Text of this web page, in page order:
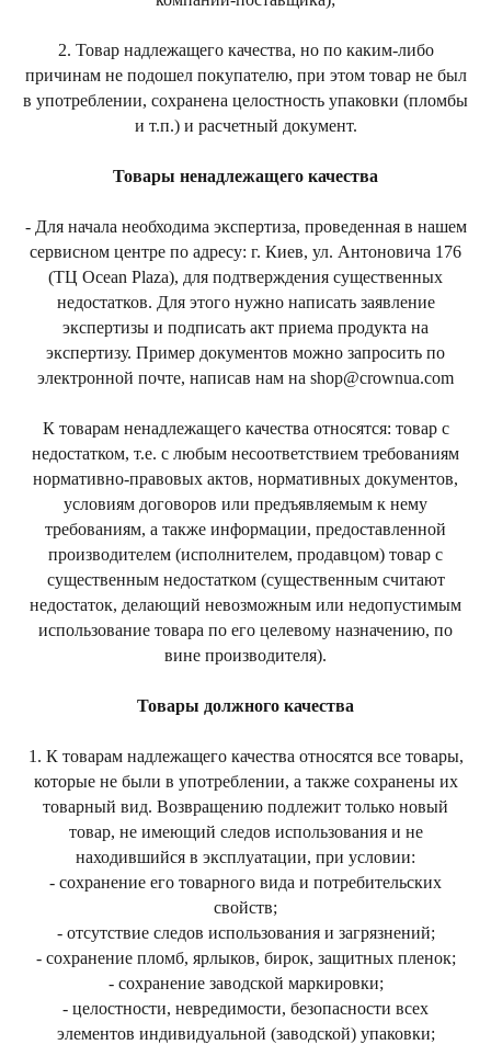
2. Товар надлежащего качества, но по каким-либо
причинам не подошел покупателю, при этом товар не был
в употреблении, сохранена целостность упаковки (пломбы
и т.п.) и расчетный документ.
Товары ненадлежащего качества
- Для начала необходима экспертиза, проведенная в нашем
сервисном центре по адресу: г. Киев, ул. Антоновича 176
(ТЦ Ocean Plaza), для подтверждения существенных
недостатков. Для этого нужно написать заявление
экспертизы и подписать акт приема продукта на
экспертизу. Пример документов можно запросить по
электронной почте, написав нам на shop@crownua.com
К товарам ненадлежащего качества относятся: товар с
недостатком, т.е. с любым несоответствием требованиям
нормативно-правовых актов, нормативных документов,
условиям договоров или предъявляемым к нему
требованиям, а также информации, предоставленной
производителем (исполнителем, продавцом) товар с
существенным недостатком (существенным считают
недостаток, делающий невозможным или недопустимым
использование товара по его целевому назначению, по
вине производителя).
Товары должного качества
1. К товарам надлежащего качества относятся все товары,
которые не были в употреблении, а также сохранены их
товарный вид. Возвращению подлежит только новый
товар, не имеющий следов использования и не
находившийся в эксплуатации, при условии:
- сохранение его товарного вида и потребительских
свойств;
- отсутствие следов использования и загрязнений;
- сохранение пломб, ярлыков, бирок, защитных пленок;
- сохранение заводской маркировки;
- целостности, невредимости, безопасности всех
элементов индивидуальной (заводской) упаковки;